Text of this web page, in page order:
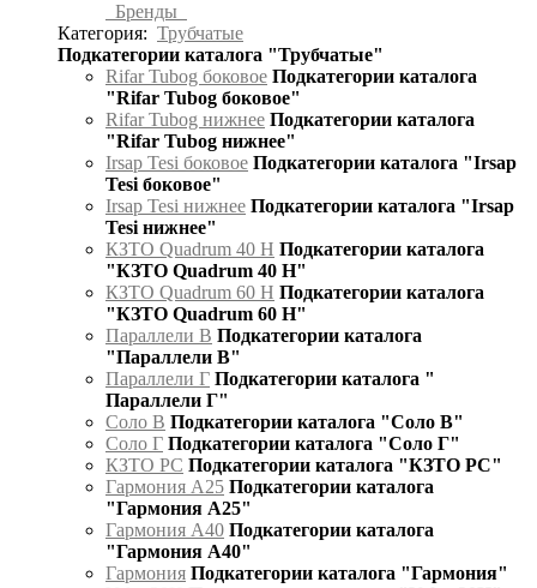
Бренды
Категория: Трубчатые
Подкатегории каталога "Трубчатые"
Rifar Tubog боковое Подкатегории каталога
"Rifar Tubog боковое"
Rifar Tubog нижнее Подкатегории каталога
"Rifar Tubog нижнее"
Irsap Tesi боковое Подкатегории каталога "Irsap
Tesi боковое"
Irsap Tesi нижнее Подкатегории каталога "Irsap
Tesi нижнее"
КЗТО Quadrum 40 H Подкатегории каталога
"КЗТО Quadrum 40 H"
КЗТО Quadrum 60 H Подкатегории каталога
"КЗТО Quadrum 60 H"
Параллели В Подкатегории каталога
"Параллели В"
Параллели Г Подкатегории каталога "
Параллели Г"
Соло В Подкатегории каталога "Соло В"
Соло Г Подкатегории каталога "Соло Г"
КЗТО РС Подкатегории каталога "КЗТО РС"
Гармония А25 Подкатегории каталога
"Гармония А25"
Гармония А40 Подкатегории каталога
"Гармония А40"
Гармония Подкатегории каталога "Гармония"